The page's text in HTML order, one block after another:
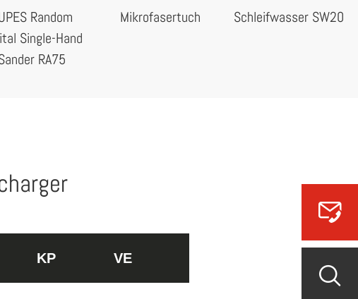
Random
Single-Hand
RA75
Mikrofasertuch Schleifwasser SW20
KP VE